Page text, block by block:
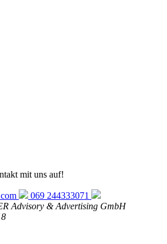
mit uns auf!
069 244333071
Advisory & Advertising GmbH